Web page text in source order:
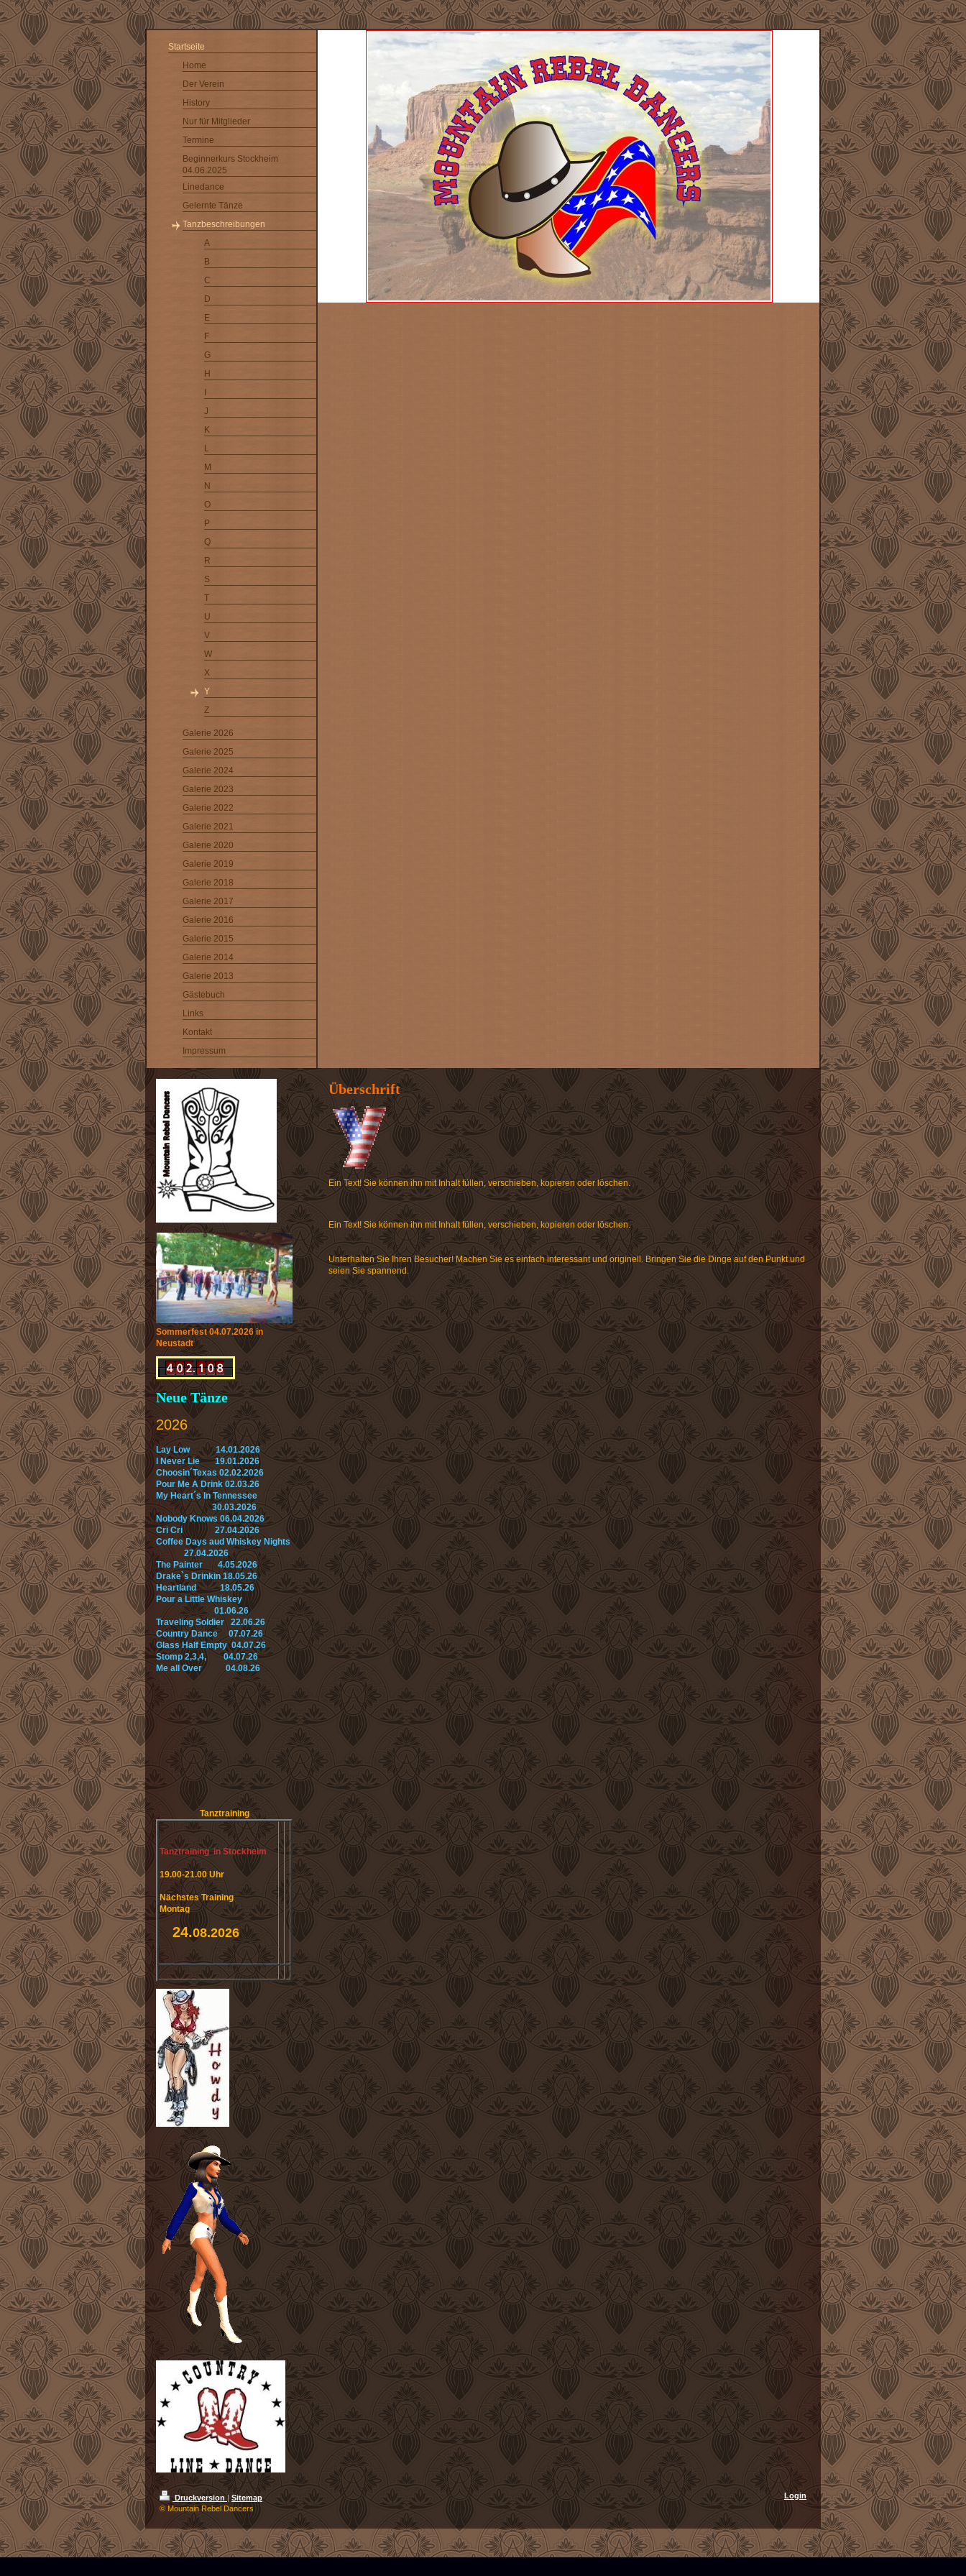
Startseite
Home
Der Verein
History
Nur für Mitglieder
Termine
Beginnerkurs Stockheim
04.06.2025
Linedance
Gelernte Tänze
Tanzbeschreibungen
A
B
C
D
E
F
G
H
J
K
L
M
N
O
P
Q
R
S
T
U
V
W
X
Y
Z
Galerie 2026
Galerie 2025
Galerie 2024
Galerie 2023
Galerie 2022
Galerie 2021
Galerie 2020
Galerie 2019
Galerie 2018
Galerie 2017
Galerie 2016
Galerie 2015
Galerie 2014
Galerie 2013
Gästebuch
Links
Kontakt
Impressum
Überschrift
Ein Text! Sie können ihn mit Inhalt füllen, verschieben, kopieren oder löschen.
Ein Text! Sie können ihn mit Inhalt füllen, verschieben, kopieren oder löschen.
Unterhalten Sie Ihren Besucher! Machen Sie es einfach interessant und originell. Bringen Sie die Dinge auf den Punkt und
seien Sie spannend.
Sommerfest 04.07.2026 in
Neustadt
Neue Tänze
2026
Lay Low 14.01.2026
I Never Lie 19.01.2026
Choosin´Texas 02.02.2026
Pour Me A Drink 02.03.26
My Heart´s In Tennessee
30.03.2026
Nobody Knows 06.04.2026
Cri Cri 27.04.2026
Coffee Days aud Whiskey Nights
27.04.2026
The Painter 4.05.2026
Drake`s Drinkin 18.05.26
Heartland 18.05.26
Pour a Little Whiskey
01.06.26
Traveling Soldier 22.06.26
Country Dance 07.07.26
Glass Half Empty 04.07.26
Stomp 2,3,4, 04.07.26
Me all Over 04.08.26
Tanztraining
Tanztraining in Stockheim
19.00-21.00 Uhr
Nächstes Training
Montag
24.08.2026
Druckversion| Sitemap
© Mountain Rebel Dancers
Login